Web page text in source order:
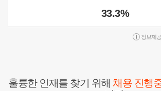
33.3%
정보제
훌륭한 인재를 찾기 위해채용 진행